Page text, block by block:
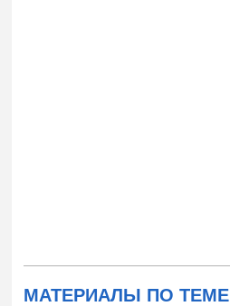
МАТЕРИАЛЫ ПО ТЕМЕ